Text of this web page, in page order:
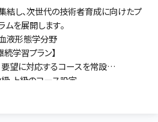
結し、次世代の技術者育成に向けたプ
ムを展開します。
液形態学分野
続学習プラン】
要望に対応するコースを常設
級.上級のコース設定